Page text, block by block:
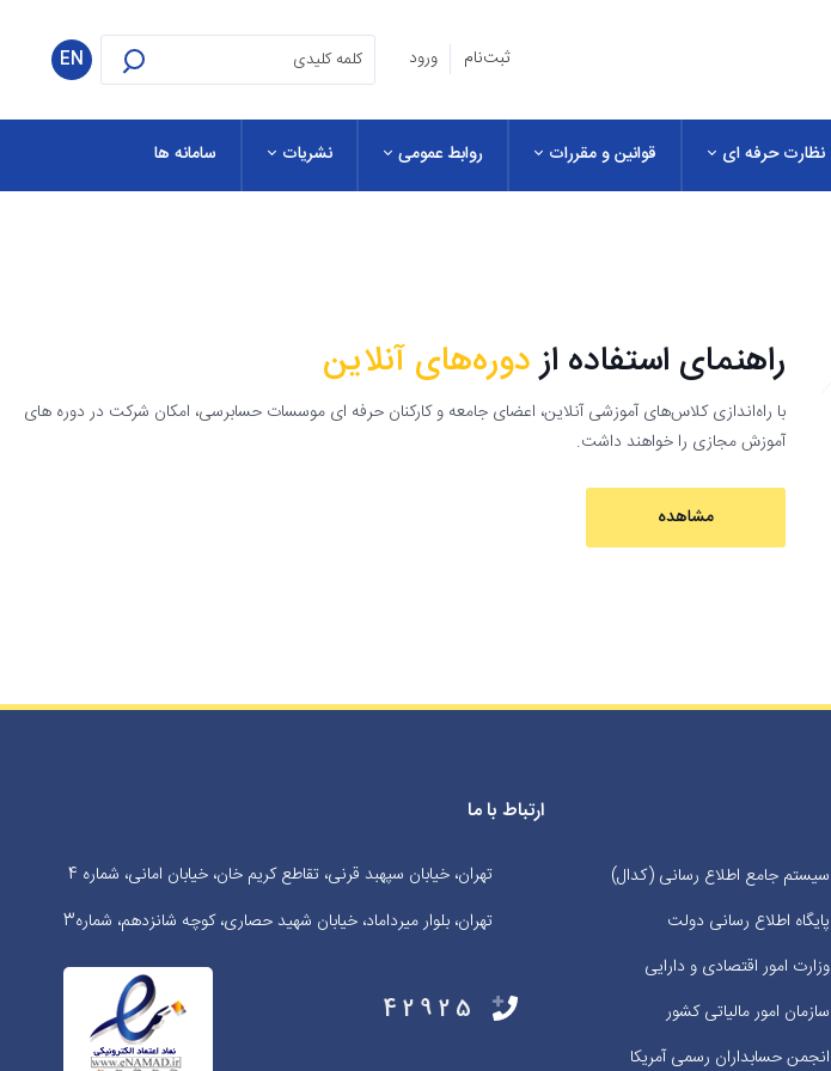
ثبت‌نام ورود EN
نظارت حرفه ای قوانین و مقررات روابط عمومی نشریات سامانه ها
راهنمای استفاده ازدوره‌های آنلاین
با راه‌اندازی کلاس‌های آموزشی آنلاین، اعضای جامعه و کارکنان حرفه ای موسسات حسابرسی، امکان شرکت در دوره های
آموزش مجازی را خواهند داشت.
مشاهده
سیستم جامع اطلاع رسانی (کدال)
پایگاه اطلاع رسانی دولت
وزارت امور اقتصادی و دارایی
سازمان امور مالیاتی کشور
انجمن حسابداران رسمی آمریکا
ارتباط با ما
تهران، خیابان سپهبد قرنی، تقاطع کریم خان، خیابان امانی، شماره 4
تهران، بلوار میرداماد، خیابان شهید حصاری، کوچه شانزدهم، شماره3
42925